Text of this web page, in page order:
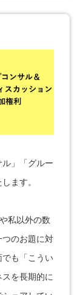
」「グルー
ます。
私以外の数
のお題に対
でも「こうい
を長期的に